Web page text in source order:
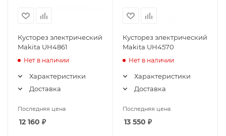
Кусторез электрический
Makita UH4861
Нет в наличии
Характеристики
Доставка
Последняя цена
12 160 ₽
Кусторез электрический
Makita UH4570
Нет в наличии
Характеристики
Доставка
Последняя цена
13 550 ₽